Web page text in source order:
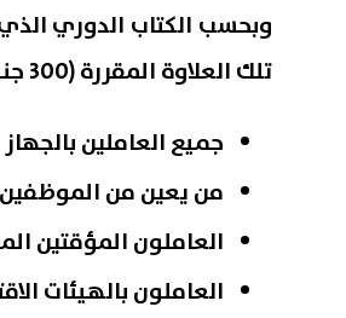
وبحسب الكتاب الدوري
تلك العلاوة المقررة (300 جنيه) الآتي:
جميع العاملين بالجهاز
من يعين من الموظفين
العاملون المؤقتين
العاملون بالهيئات